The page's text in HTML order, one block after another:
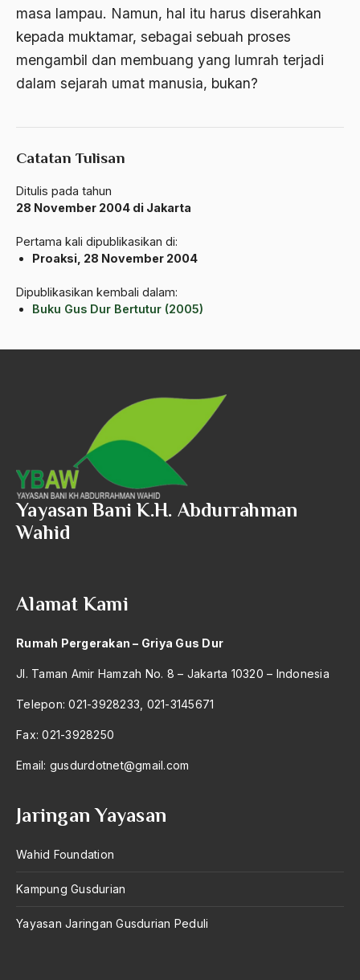
masa lampau. Namun, hal itu harus diserahkan
kepada muktamar, sebagai sebuah proses
mengambil dan membuang yang lumrah terjadi
dalam sejarah umat manusia, bukan?
Catatan Tulisan
Ditulis pada tahun
28 November 2004 di Jakarta
Pertama kali dipublikasikan di:
Proaksi, 28 November 2004
Dipublikasikan kembali dalam:
Buku Gus Dur Bertutur (2005)
Amin Iskandar
Amir Syakib Arsalan
Anatomi
Andi Mallarangeng
Andre Gide
Angkatan Laut AS
Anti-Kekerasan
António de Oliveira Salazar
Antonio Gramsci
antropologi
Apel Akbar NU
APRI
Yayasan Bani K.H. Abdurrahman
Wahid
Alamat Kami
Rumah Pergerakan – Griya Gus Dur
Jl. Taman Amir Hamzah No. 8 – Jakarta 10320 – Indonesia
Telepon: 021-3928233, 021-3145671
Fax: 021-3928250
Email: gusdurdotnet@gmail.com
Jaringan Yayasan
Wahid Foundation
Kampung Gusdurian
Yayasan Jaringan Gusdurian Peduli